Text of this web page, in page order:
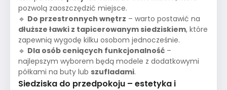
pozwolą zaoszczędzić miejsce.
🔹 Do przestronnych wnętrz – warto postawić na
dłuższe ławki z tapicerowanym siedziskiem, które
zapewnią wygodę kilku osobom jednocześnie.
🔹 Dla osób ceniących funkcjonalność –
najlepszym wyborem będą modele z dodatkowymi
półkami na buty lub szufladami.
Siedziska do przedpokoju – estetyka i